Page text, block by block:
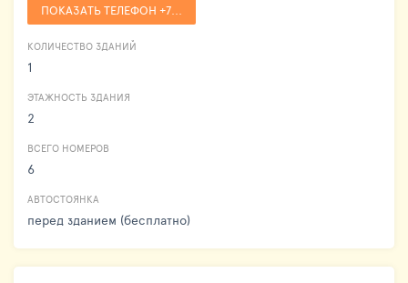
ПОКАЗАТЬ ТЕЛЕФОН +7...
КОЛИЧЕСТВО ЗДАНИЙ
1
ЭТАЖНОСТЬ ЗДАНИЯ
2
ВСЕГО НОМЕРОВ
6
АВТОСТОЯНКА
перед зданием (бесплатно)